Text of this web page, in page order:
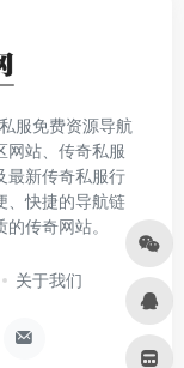
服免费资源导航
网站、传奇私服
最新传奇私服行
、快捷的导航链
传奇网站。
关于我们